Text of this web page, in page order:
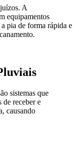
A
equipamentos
pia de forma rápida e
sistemas que
de receber e
causando